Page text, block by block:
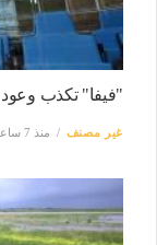
"فيفا" تكذب وعود
غير مصنف منذ 7 ساعات